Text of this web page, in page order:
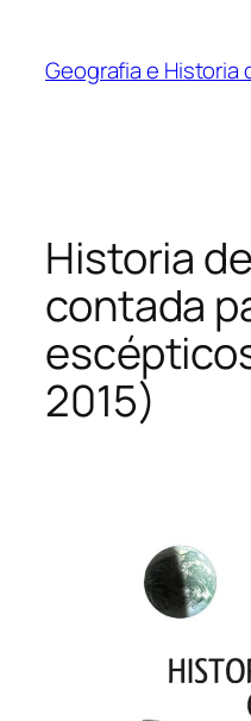
contenido
Geografia e Historia
Historia
contada
2015)